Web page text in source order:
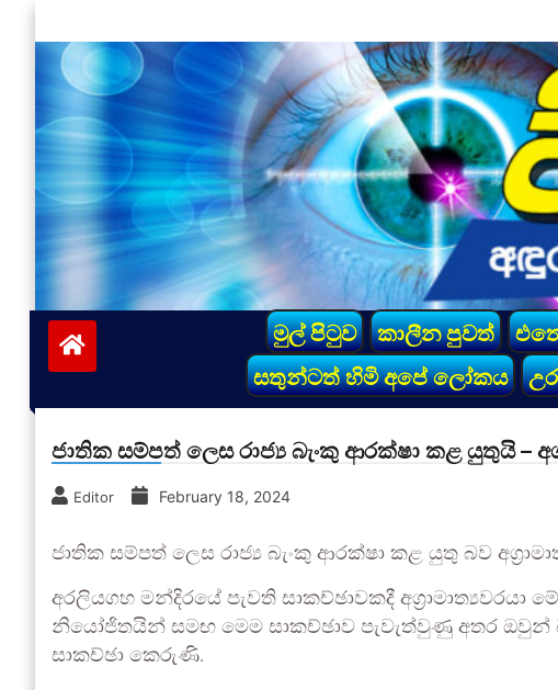
to
content
vinivida.lk
මුල් පිටුව කාලීන පුවත්
සතුන්ටත් හිමි අපේ ලෝකය
ජාතික සම්පත් ලෙස රාජ්‍ය බැංකු ආරක්ෂා කළ යුතුයි –
Editor February 18, 2024
ජාතික සම්පත් ලෙස රාජ්‍ය බැංකු ආරක්ෂා කළ යුතු බව
අරලියගහ මන්දිරයේ පැවති සාකච්ඡාවකදී අග්‍රාමාත්‍යවරයා
නියෝජිතයින් සමඟ මෙම සාකච්ඡාව පැවැත්වුණු අතර ඔවුන්
සාකච්ඡා කෙරුණි.